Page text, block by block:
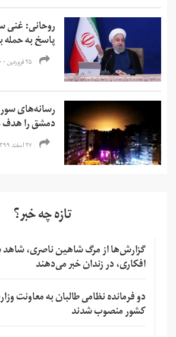
پاسخ به
۲۵ فروردین ۱۴۰۰
رسانه‌های
دمشق را هدف
۲۷ اسفند ۱۳۹۹
تازه چه خبر؟
گزارش‌ها از مرگ شاهین ناصری،
افکاری، در زندان خبر می‌دهند
دو فرمانده نظامی طالبان به معاونت
کشور منصوب شدند